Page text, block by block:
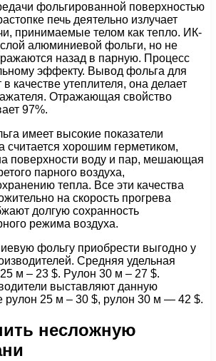
фольгированной поверхностью
печь деятельно излучает
принимаемые телом как тепло. ИК-
алюминиевой фольги, но не
назад в парную. Процесс
эффекту. Вывод фольга для
качестве утеплителя, она делает
Отражающая свойство
97%.
имеет высокие показатели
считается хорошим герметиком,
поверхности воду и пар, мешающая
парного воздуха,
тепла. Все эти качества
на скорость прогрева
долгую сохранность
режима воздуха.
фольгу приобрести выгодно у
Средняя удельная
25 м – 23 $. Рулон 30 м – 27 $.
выставляют данную
рулон 25 м – 30 $, рулон 30 м — 42 $.
несложную